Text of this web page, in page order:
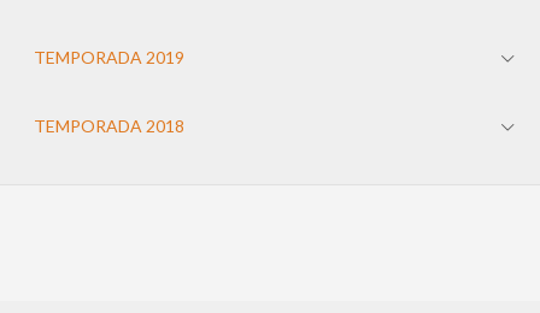
TEMPORADA 2019
TEMPORADA 2018